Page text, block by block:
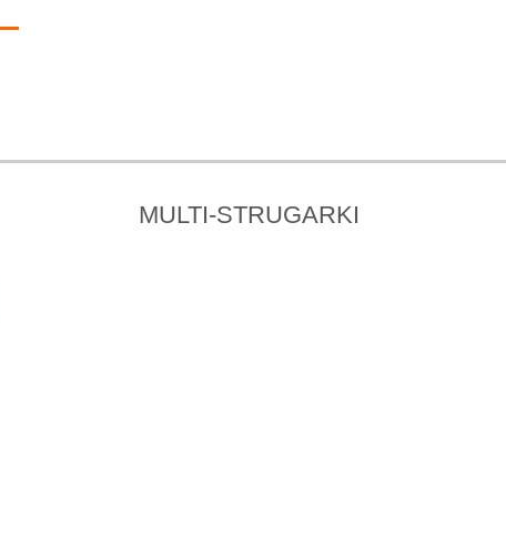
MULTI-STRUGARKI